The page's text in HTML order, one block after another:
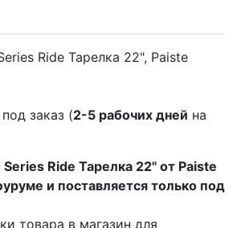
Ride Тарелка 22", Paiste
заказ (2-5 рабочих дней на
Ride Тарелка 22" от Paiste
и поставляется только под
товара в магазин для